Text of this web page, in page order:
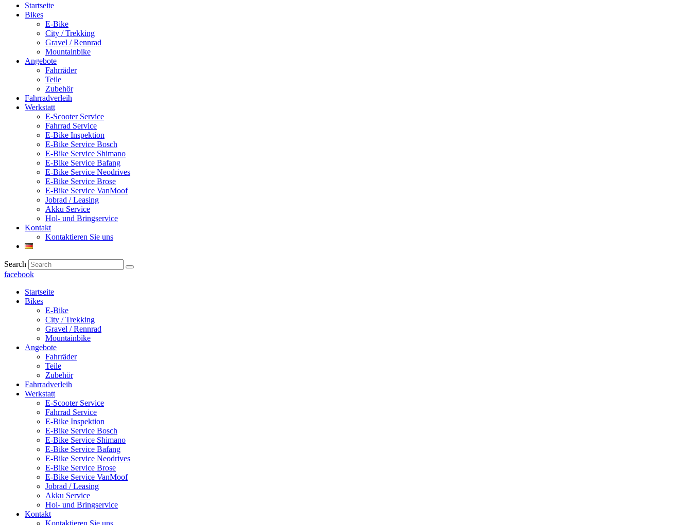
Startseite
Bikes
E-Bike
City / Trekking
Gravel / Rennrad
Mountainbike
Angebote
Fahrräder
Teile
Zubehör
Fahrradverleih
Werkstatt
E-Scooter Service
Fahrrad Service
E-Bike Inspektion
E-Bike Service Bosch
E-Bike Service Shimano
E-Bike Service Bafang
E-Bike Service Neodrives
E-Bike Service Brose
E-Bike Service VanMoof
Jobrad / Leasing
Akku Service
Hol- und Bringservice
Kontakt
Kontaktieren Sie uns
Search
facebook
Startseite
Bikes
E-Bike
City / Trekking
Gravel / Rennrad
Mountainbike
Angebote
Fahrräder
Teile
Zubehör
Fahrradverleih
Werkstatt
E-Scooter Service
Fahrrad Service
E-Bike Inspektion
E-Bike Service Bosch
E-Bike Service Shimano
E-Bike Service Bafang
E-Bike Service Neodrives
E-Bike Service Brose
E-Bike Service VanMoof
Jobrad / Leasing
Akku Service
Hol- und Bringservice
Kontakt
Kontaktieren Sie uns